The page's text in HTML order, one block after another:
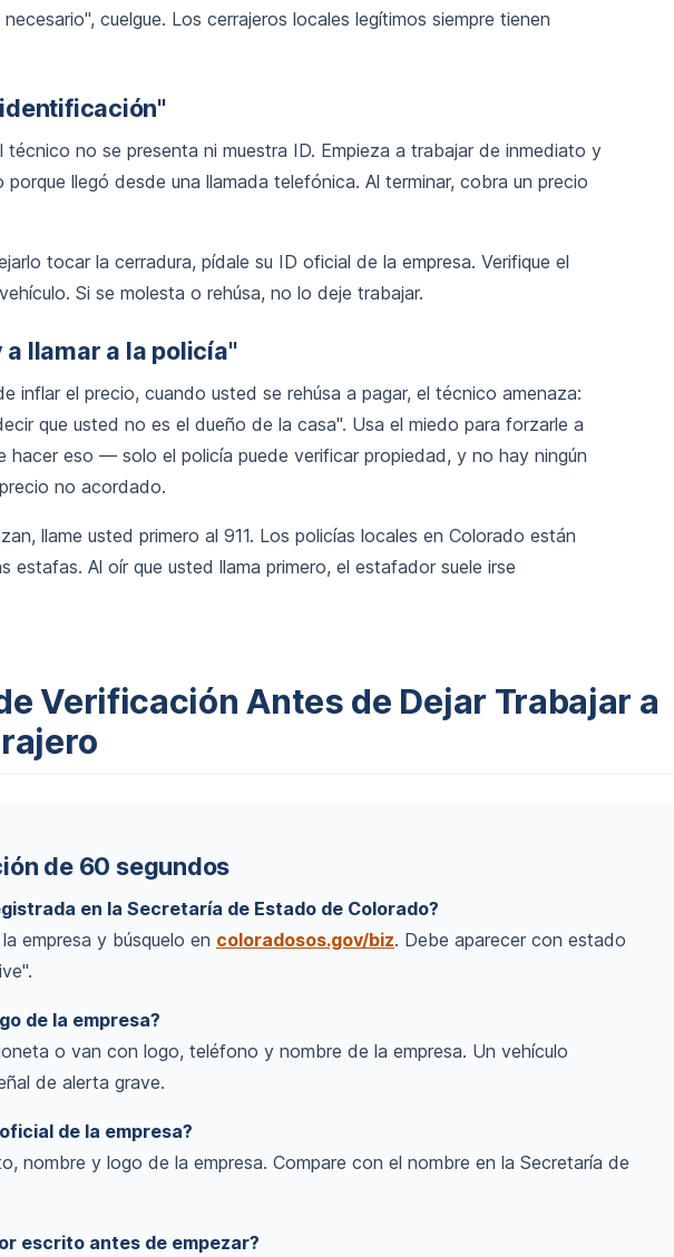
cuelgue. Los cerrajeros locales legítimos siempre tienen
técnico no se presenta ni muestra ID. Empieza a trabajar de inmediato y
porque llegó desde una llamada telefónica. Al terminar, cobra un precio
tocar la cerradura, pídale su ID oficial de la empresa. Verifique el
Si se molesta o rehúsa, no lo deje trabajar.
a llamar a la policía"
inflar el precio, cuando usted se rehúsa a pagar, el técnico amenaza:
que usted no es el dueño de la casa". Usa el miedo para forzarle a
hacer eso — solo el policía puede verificar propiedad, y no hay ningún
no acordado.
llame usted primero al 911. Los policías locales en Colorado están
estafas. Al oír que usted llama primero, el estafador suele irse
Verificación Antes de Dejar Trabajar a
de 60 segundos
en la Secretaría de Estado de Colorado?
empresa y búsquelo en coloradosos.gov/biz. Debe aparecer con estado
de la empresa?
o van con logo, teléfono y nombre de la empresa. Un vehículo
de alerta grave.
de la empresa?
nombre y logo de la empresa. Compare con el nombre en la Secretaría de
escrito antes de empezar?